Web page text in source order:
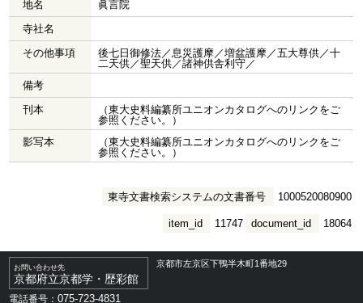
地名
眞言院
寺社名
その他事項
後七日御修法／息災護摩／増盆護摩／五大尊供／十
二天供／聖天供／諸神供舎利守／
備考
刊本
（東大史料編纂所ユニオンカタログへのリンクをご
参照ください。）
影写本
（東大史料編纂所ユニオンカタログへのリンクをご
参照ください。）
東寺文書検索システムの文書番号 1000520080900
document_id 18064
item_id 11747
お問い合わせ先
京都府立京都学・歴彩館
京都市左京区下鴨半木町1番地29
電話番号：075-723-4831